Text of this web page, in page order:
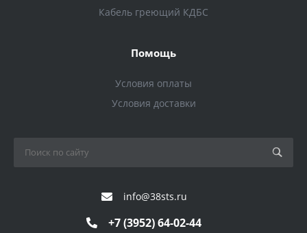
Кабель греющий КДБС
Помощь
Условия оплаты
Условия доставки
info@38sts.ru
+7 (3952) 64-02-44